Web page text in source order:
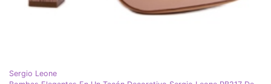
Sergio Leone